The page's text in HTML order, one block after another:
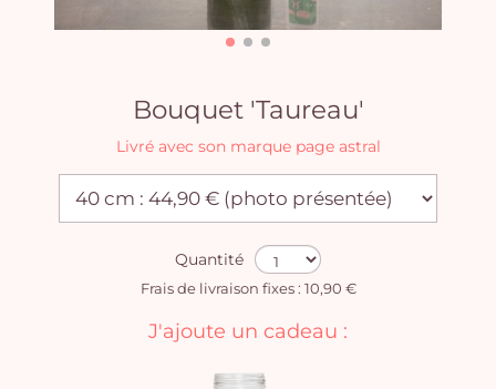
Bouquet 'Taureau'
Livré avec son marque page astral
Quantité
Frais de livraison fixes : 10,90 €
J'ajoute un cadeau :